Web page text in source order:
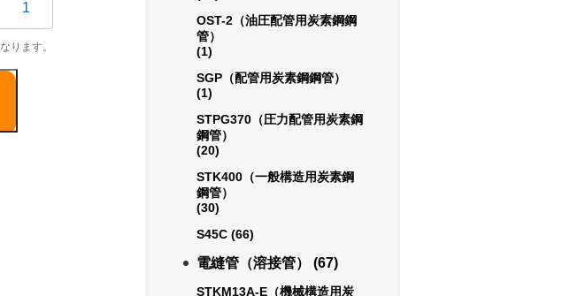
OST-2（油圧配管用炭素鋼鋼
管）
(1)
SGP（配管用炭素鋼鋼管）
(1)
STPG370（圧力配管用炭素鋼
鋼管）
(20)
STK400（一般構造用炭素鋼
鋼管）
(30)
S45C (66)
電縫管（溶接管） (67)
STKM13A-E（機械構造用炭